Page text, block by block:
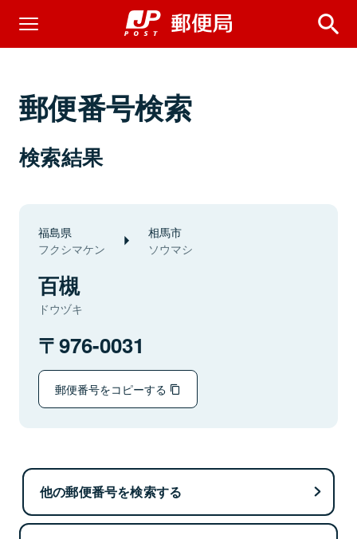
郵便番号検索
検索結果
福島県
フクシマケン
相馬市
ソウマシ
百槻
ドウヅキ
976-0031
郵便番号をコピーする
他の郵便番号を検索する